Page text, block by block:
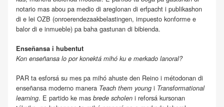
notario mas abou pa medio di areglonan di erfpacht i publikashon
di e lei OZB (onroerendezaakbelastingen, impuesto konforme e
balor di e inmueble) pa baha gastunan di bibienda.
Enseñansa i hubentut
Kon enseñansa lo por konektá mihó ku e merkado lanoral?
PAR ta esforsá su mes pa mihó ahuste den Reino i métodonan di
enseñansa moderno manera Teach them young i Transformational
learning. E partido ke mas brede scholen i reforsá kursonan